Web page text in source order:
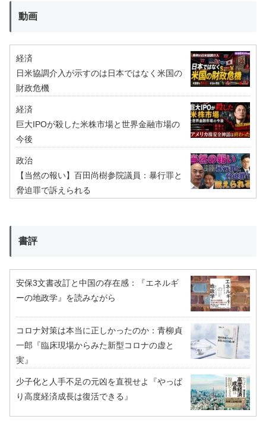
動画
経済
日米協調介入が示すのは日本ではなく米国の
財政危機
経済
巨大IPOが殺した米株市場と世界金融市場の
今後
政治
【当然の報い】百田尚樹参院議員：暴行罪と
脅迫罪で訴えられる
書評
安保3文書改訂と中国の存在感：『エネルギ
ーの地政学』を読みながら
コロナ対策は本当に正しかったのか：青柳貞
一郎『臨床現場からみた新型コロナの虚と
実』
少子化と人手不足の元凶を直視せよ『やっぱ
り高度経済成長は復活できる』